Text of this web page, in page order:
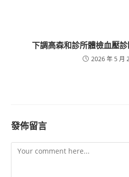
下調高森和診所體檢血壓
2026 年 5 月
發佈留言
Comment